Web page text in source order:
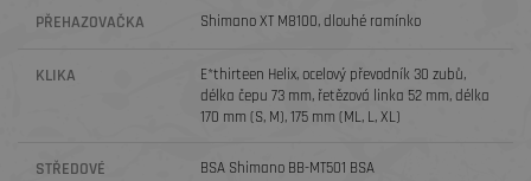
PŘEHAZOVAČKA Shimano XT M8100, dlouhé ramínko
KLIKA
E*thirteen Helix, ocelový převodník 30 zubů,
délka čepu 73 mm, řetězová linka 52 mm, délka
170 mm (S, M), 175 mm (ML, L, XL)
STŘEDOVÉ
BSA Shimano BB-MT501 BSA